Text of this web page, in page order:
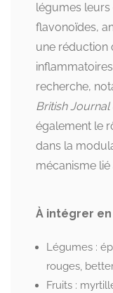
légumes
flavonoïdes,
une réduction
recherche,
British
également le
dans la
mécanisme lié
À intégrer
Légumes :
rouges,
Fruits :